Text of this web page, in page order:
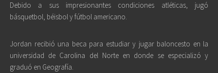
Debido a sus impresionantes condiciones atléticas, jugó
básquetbol, béisbol y fútbol americano.
Jordan recibió una beca para estudiar y jugar baloncesto en la
universidad de Carolina del Norte en donde se especializó y
graduó en Geografía.